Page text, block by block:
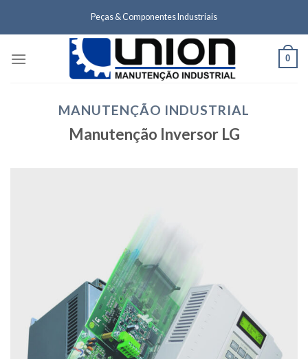
Peças & Componentes Industriais
0
MANUTENÇÃO INDUSTRIAL
Manutenção Inversor LG